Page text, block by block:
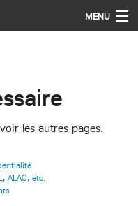
MENU
les autres pages.
ALAO, etc.